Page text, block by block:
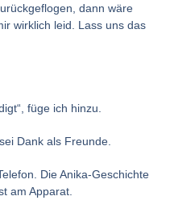
dann wäre
wirklich leid. Lass uns das
füge ich hinzu.
Dank als Freunde.
Die Anika-Geschichte
am Apparat.